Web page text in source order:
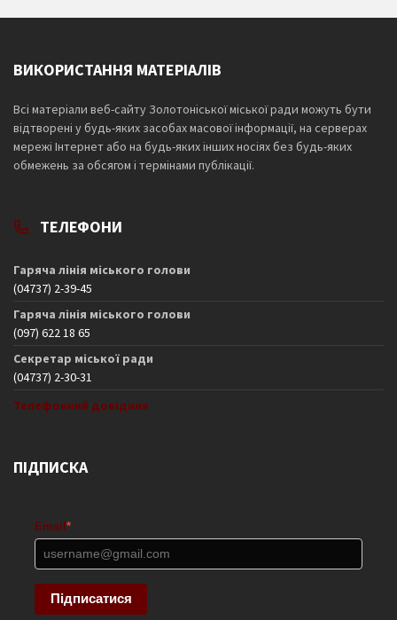
ВИКОРИСТАННЯ МАТЕРІАЛІВ
Всі матеріали веб-сайту Золотоніської міської ради можуть бути
відтворені у будь-яких засобах масової інформації, на серверах
мережі Інтернет або на будь-яких інших носіях без будь-яких
обмежень за обсягом і термінами публікації.
ТЕЛЕФОНИ
Гаряча лінія міського голови
(04737) 2-39-45
Гаряча лінія міського голови
(097) 622 18 65
Секретар міської ради
(04737) 2-30-31
Телефонний довідник
ПІДПИСКА
Email *
Підписатися